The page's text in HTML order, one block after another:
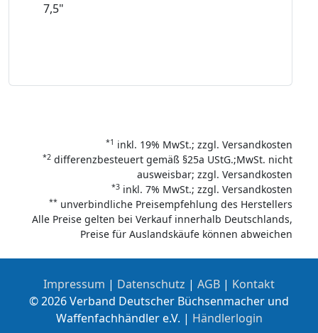
7,5"
*1 inkl. 19% MwSt.; zzgl. Versandkosten
*2 differenzbesteuert gemäß §25a UStG.;MwSt. nicht
ausweisbar; zzgl. Versandkosten
*3 inkl. 7% MwSt.; zzgl. Versandkosten
** unverbindliche Preisempfehlung des Herstellers
Alle Preise gelten bei Verkauf innerhalb Deutschlands,
Preise für Auslandskäufe können abweichen
Impressum | Datenschutz | AGB | Kontakt
© 2026 Verband Deutscher Büchsenmacher und
Waffenfachhändler e.V. | Händlerlogin